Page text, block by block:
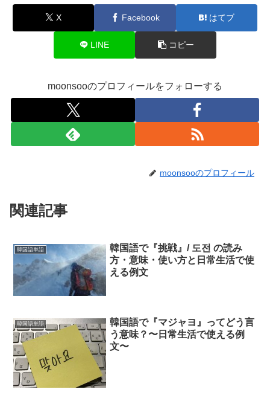
X Facebook はてブ
LINE コピー
moonsooのプロフィールをフォローする
moonsooのプロフィール
関連記事
韓国語単語
韓国語で『挑戦』/ 도전 の読み
方・意味・使い方と日常生活で使
える例文
韓国語単語
韓国語で『マジャヨ』ってどう言
う意味？〜日常生活で使える例
文〜